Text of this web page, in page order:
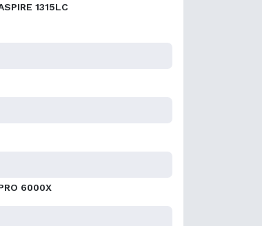
1315LC
6000X